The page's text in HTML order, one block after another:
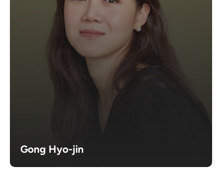
Gong Hyo-jin